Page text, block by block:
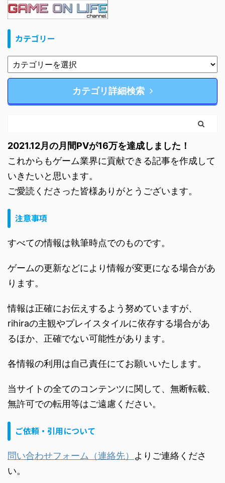
カテゴリー
カテゴリ詳細検索
2021.12月の月間PVが16万を達成しました！
これからもゲーム業界に貢献できる記事を作成して
いきたいと思います。
ご愛読くださった皆様ありがとうございます。
注意事項
すべての情報は執筆時点でのものです。
ゲームの更新などにより情報が変更になる場合があ
ります。
情報は正確にお伝えするよう努めていますが、
rihiraの主観やプレイスタイルに依存する場合があ
るほか、正確でない可能性があります。
各情報の利用は自己責任にてお願いいたします。
当サイトの全てのコンテンツに関して、無断転載、
無許可での転用等はご遠慮ください。
ご依頼・引用について
問い合わせフォーム（連絡先） よりご連絡くださ
い。